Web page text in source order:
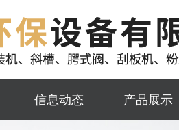
信息动态 产品展示